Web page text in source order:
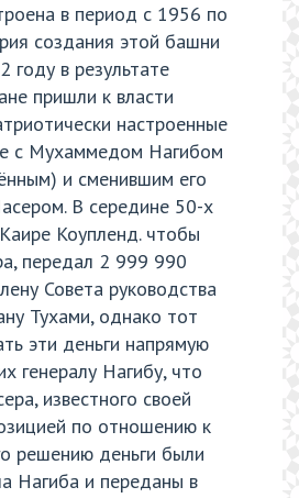
в период с 1956 по
создания этой башни
году в результате
пришли к власти
настроенные
с Мухаммедом Нагибом
и сменившим его
В середине 50-х
Коупленд. чтобы
передал 2 999 990
Совета руководства
Тухами, однако тот
эти деньги напрямую
генералу Нагибу, что
известного своей
по отношению к
решению деньги были
Нагиба и переданы в